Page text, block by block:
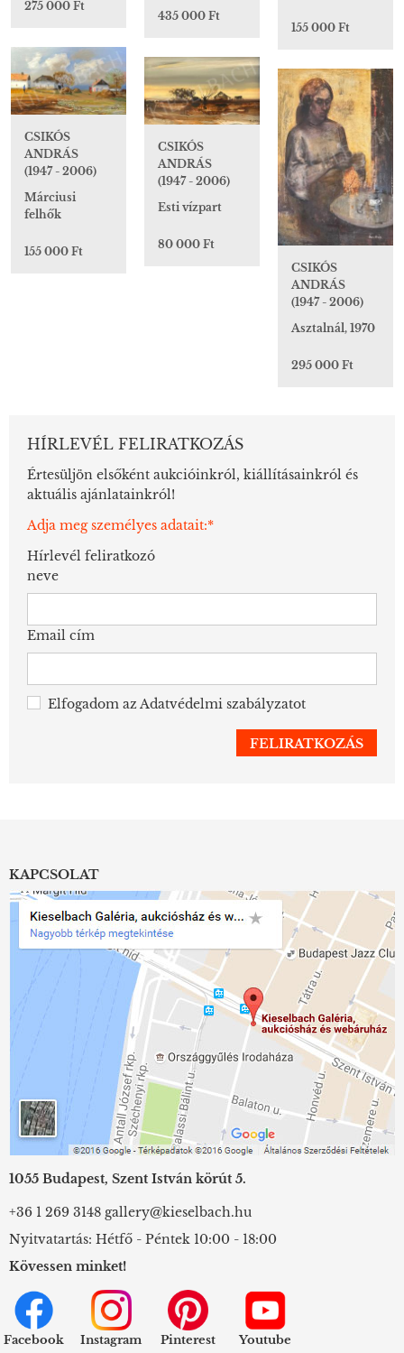
435 000 Ft
275 000 Ft
155 000 Ft
CSIKÓS
ANDRÁS
(1947 - 2006)
Márciusi
felhők
155 000 Ft
CSIKÓS
ANDRÁS
(1947 - 2006)
Esti vízpart
80 000 Ft
CSIKÓS
ANDRÁS
(1947 - 2006)
Asztalnál, 1970
295 000 Ft
HÍRLEVÉL FELIRATKOZÁS
Értesüljön elsőként aukcióinkról, kiállításainkról és
aktuális ajánlatainkról!
Adja meg személyes adatait:*
Hírlevél feliratkozó
neve
Email cím
Elfogadom az Adatvédelmi szabályzatot
KAPCSOLAT
1055 Budapest, Szent István körút 5.
+36 1 269 3148 gallery@kieselbach.hu
Nyitvatartás: Hétfő - Péntek 10:00 - 18:00
Kövessen minket!
Facebook Instagram Pinterest Youtube